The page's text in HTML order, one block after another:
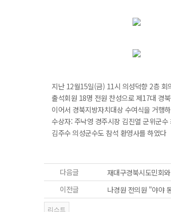
지난 12월15일(금) 11시 의성덕향 2층 회
출석회원 18명 전원 찬성으로 제17대 경
이어서 경북지방자치대상 수여식을 거행
수상자: 주낙영 경주시장 김진열 군위군
김주수 의성군수도 참석 환영사를 하였다
다음글
재대구경북시도민회
이전글
나경원 전의원 "야야